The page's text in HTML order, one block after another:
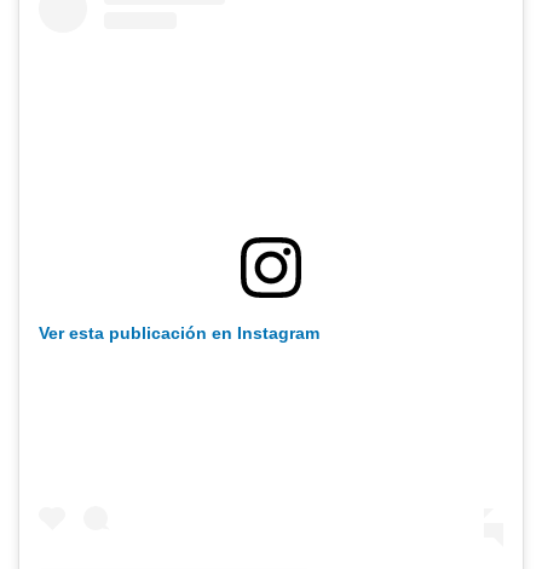
Ver esta publicación en Instagram